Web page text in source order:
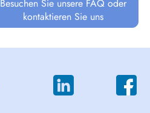
Besuchen Sie unsere FAQ oder
kontaktieren Sie uns